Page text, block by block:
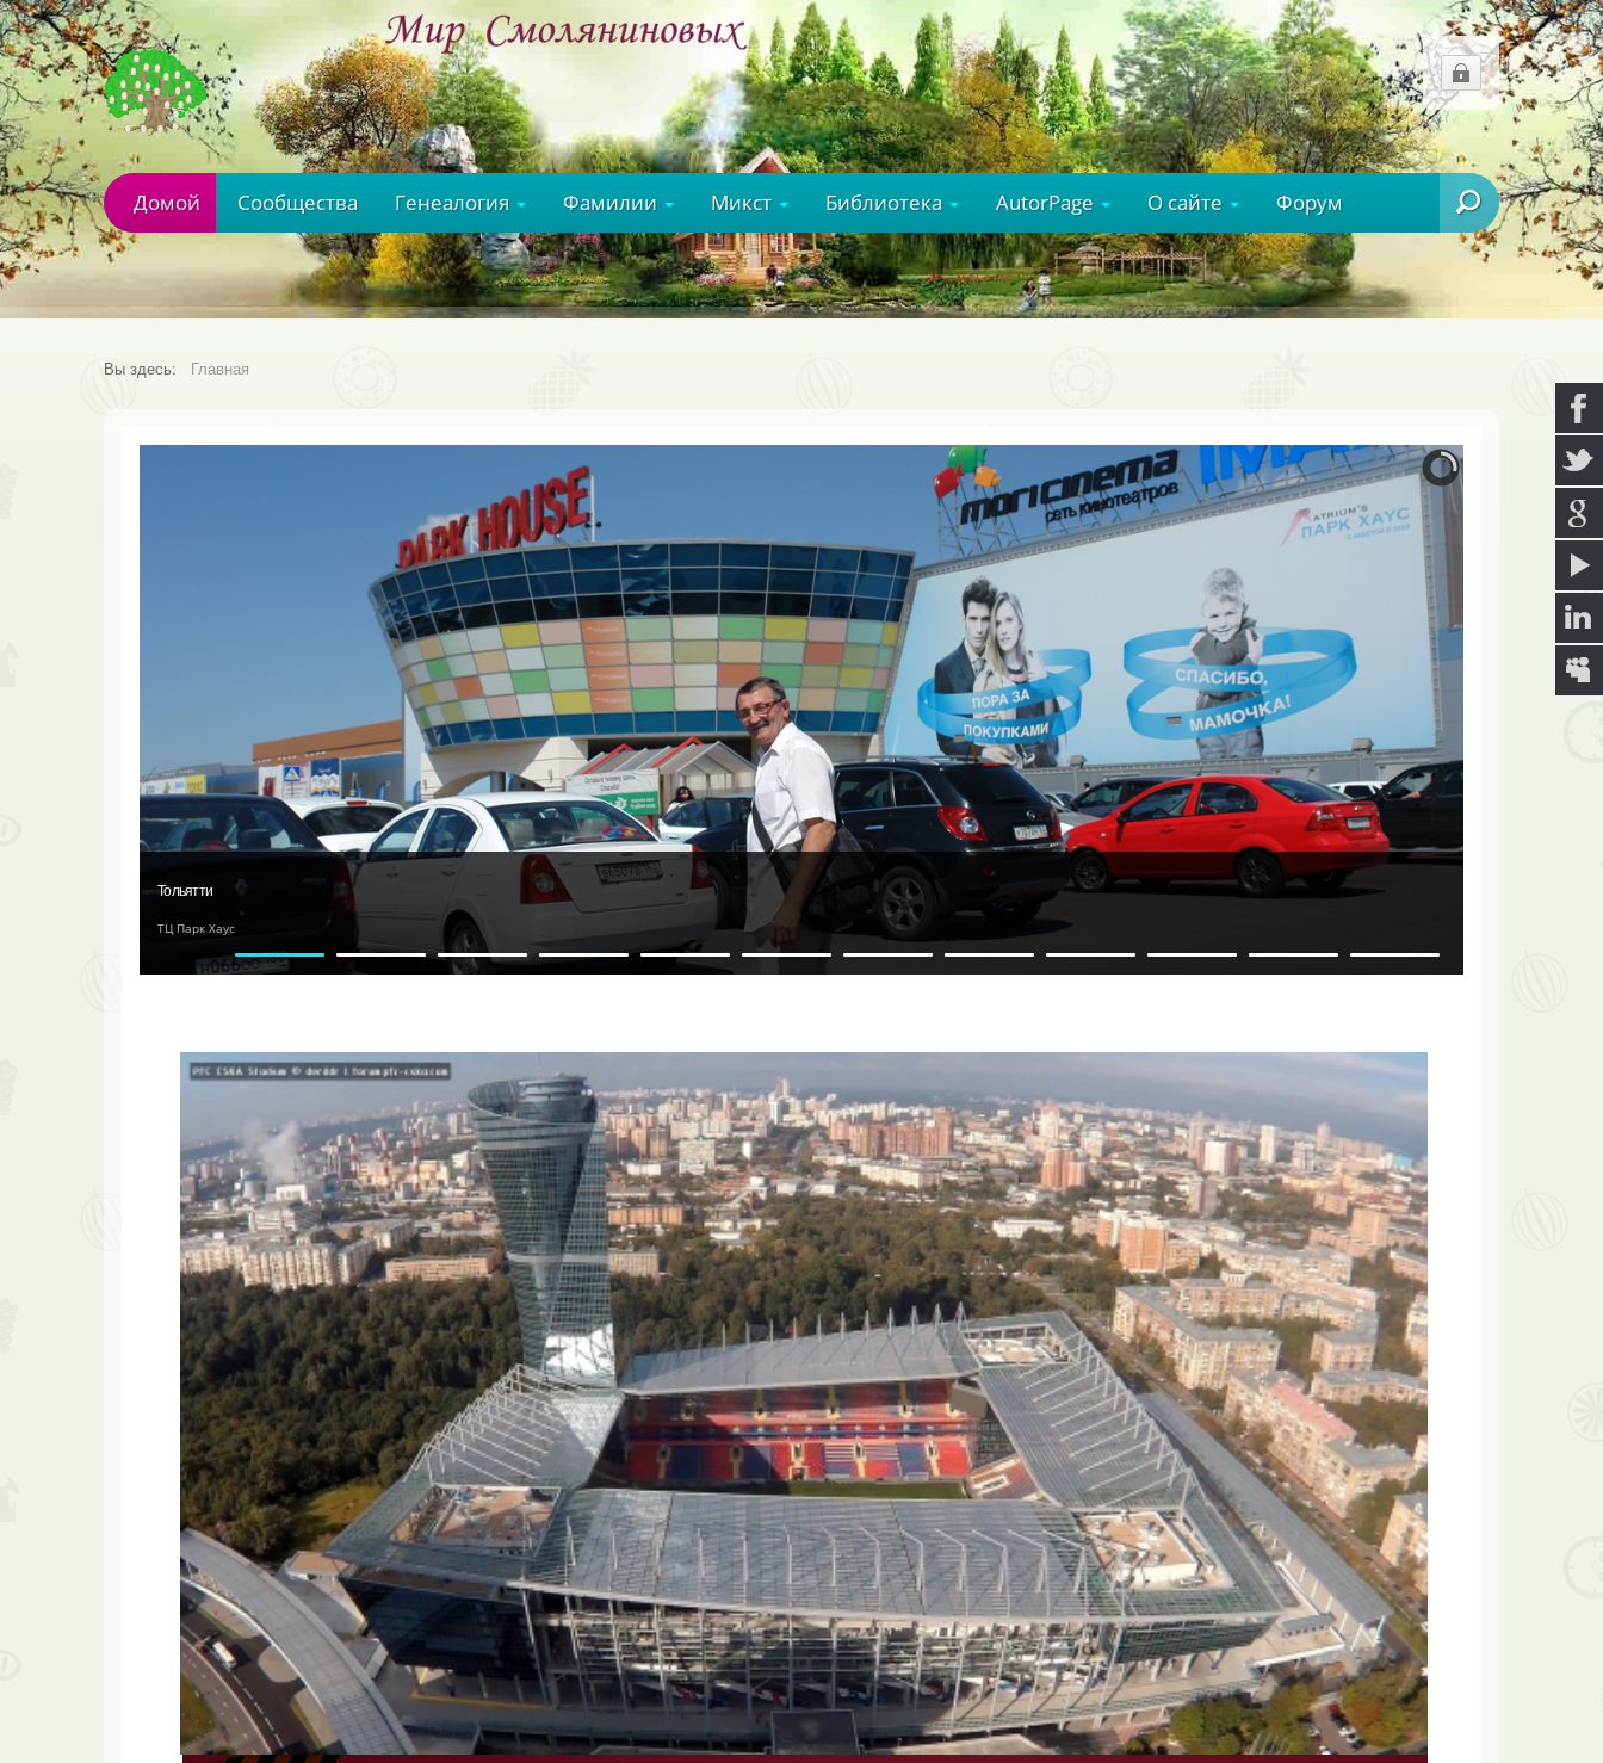
Домой Сообщества Генеалогия Фамилии Микст Библиотека AutorPage О сайте Форум
Вы здесь: Главная
Тольятти
ТЦ Парк Хаус